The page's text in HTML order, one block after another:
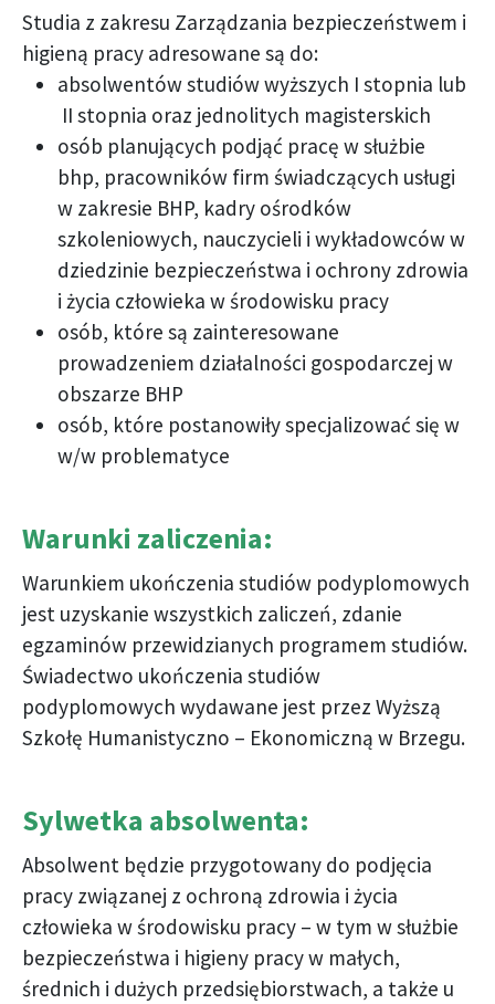
Studia z zakresu Zarządzania bezpieczeństwem i
higieną pracy adresowane są do:
absolwentów studiów wyższych I stopnia lub
II stopnia oraz jednolitych magisterskich
osób planujących podjąć pracę w służbie
bhp, pracowników firm świadczących usługi
w zakresie BHP, kadry ośrodków
szkoleniowych, nauczycieli i wykładowców w
dziedzinie bezpieczeństwa i ochrony zdrowia
i życia człowieka w środowisku pracy
osób, które są zainteresowane
prowadzeniem działalności gospodarczej w
obszarze BHP
osób, które postanowiły specjalizować się w
w/w problematyce
Warunki zaliczenia:
Warunkiem ukończenia studiów podyplomowych
jest uzyskanie wszystkich zaliczeń, zdanie
egzaminów przewidzianych programem studiów.
Świadectwo ukończenia studiów
podyplomowych wydawane jest przez Wyższą
Szkołę Humanistyczno – Ekonomiczną w Brzegu.
Sylwetka absolwenta:
Absolwent będzie przygotowany do podjęcia
pracy związanej z ochroną zdrowia i życia
człowieka w środowisku pracy – w tym w służbie
bezpieczeństwa i higieny pracy w małych,
średnich i dużych przedsiębiorstwach, a także u